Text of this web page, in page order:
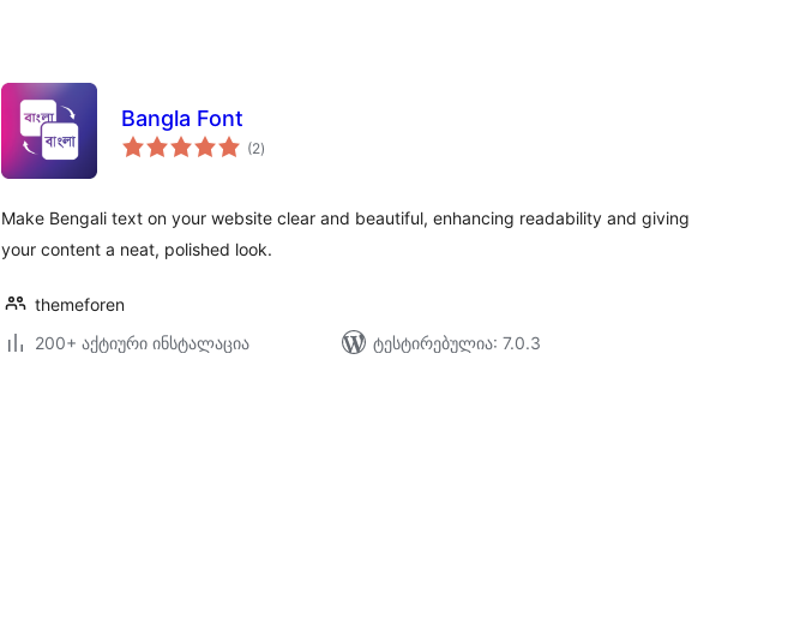
Bangla Font
(2საერთო
რეიტინგი
)
Make Bengali text on your website clear and beautiful, enhancing readability and giving
your content a neat, polished look.
themeforen
200+ აქტიური ინსტალაცია
ტესტირებულია: 7.0.3